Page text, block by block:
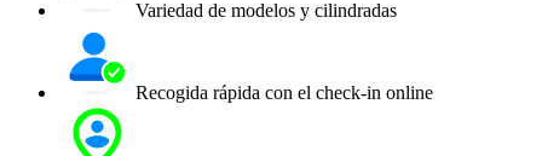
Variedad de modelos y cilindradas
Recogida rápida con el check-in online